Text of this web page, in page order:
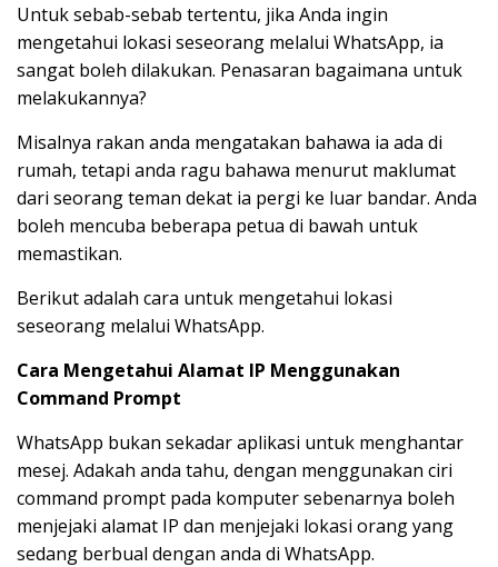
Untuk sebab-sebab tertentu, jika Anda ingin
mengetahui lokasi seseorang melalui WhatsApp, ia
sangat boleh dilakukan. Penasaran bagaimana untuk
melakukannya?
Misalnya rakan anda mengatakan bahawa ia ada di
rumah, tetapi anda ragu bahawa menurut maklumat
dari seorang teman dekat ia pergi ke luar bandar. Anda
boleh mencuba beberapa petua di bawah untuk
memastikan.
Berikut adalah cara untuk mengetahui lokasi
seseorang melalui WhatsApp.
Cara Mengetahui Alamat IP Menggunakan
Command Prompt
WhatsApp bukan sekadar aplikasi untuk menghantar
mesej. Adakah anda tahu, dengan menggunakan ciri
command prompt pada komputer sebenarnya boleh
menjejaki alamat IP dan menjejaki lokasi orang yang
sedang berbual dengan anda di WhatsApp.